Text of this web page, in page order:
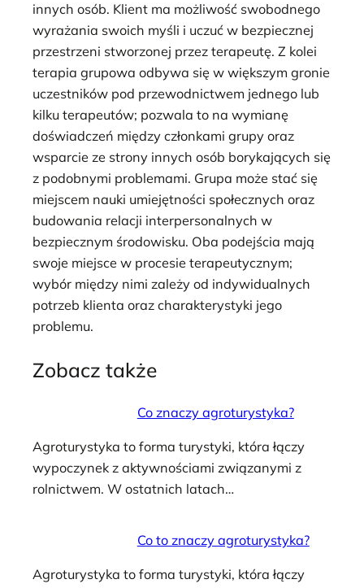
innych osób. Klient ma możliwość swobodnego
wyrażania swoich myśli i uczuć w bezpiecznej
przestrzeni stworzonej przez terapeutę. Z kolei
terapia grupowa odbywa się w większym gronie
uczestników pod przewodnictwem jednego lub
kilku terapeutów; pozwala to na wymianę
doświadczeń między członkami grupy oraz
wsparcie ze strony innych osób borykających się
z podobnymi problemami. Grupa może stać się
miejscem nauki umiejętności społecznych oraz
budowania relacji interpersonalnych w
bezpiecznym środowisku. Oba podejścia mają
swoje miejsce w procesie terapeutycznym;
wybór między nimi zależy od indywidualnych
potrzeb klienta oraz charakterystyki jego
problemu.
Zobacz także
Co znaczy agroturystyka?
Agroturystyka to forma turystyki, która łączy
wypoczynek z aktywnościami związanymi z
rolnictwem. W ostatnich latach…
Co to znaczy agroturystyka?
Agroturystyka to forma turystyki, która łączy